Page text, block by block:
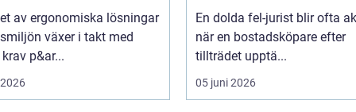
av ergonomiska lösningar
växer i takt med
p&ar...
ansvar fördelas vid
bostadsköp
En dolda fel-jurist blir ofta
när en bostadsköpare efter
tillträdet upptä...
05 juni 2026